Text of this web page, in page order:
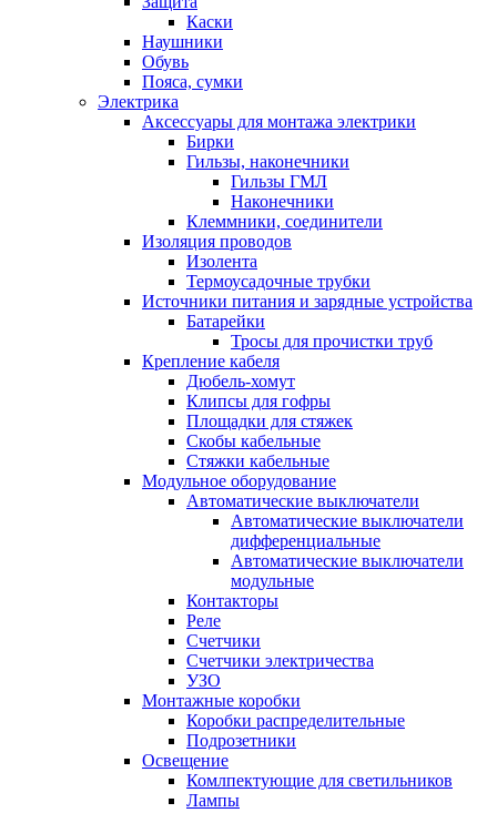
Каски
Наушники
Обувь
Пояса, сумки
Электрика
Аксессуары для монтажа электрики
Бирки
Гильзы, наконечники
Гильзы ГМЛ
Наконечники
Клеммники, соединители
Изоляция проводов
Изолента
Термоусадочные трубки
Источники питания и зарядные устройства
Батарейки
Тросы для прочистки труб
Крепление кабеля
Дюбель-хомут
Клипсы для гофры
Площадки для стяжек
Скобы кабельные
Стяжки кабельные
Модульное оборудование
Автоматические выключатели
Автоматические выключатели
дифференциальные
Автоматические выключатели
модульные
Контакторы
Реле
Счетчики
Счетчики электричества
УЗО
Монтажные коробки
Коробки распределительные
Подрозетники
Освещение
Комлпектующие для светильников
Лампы